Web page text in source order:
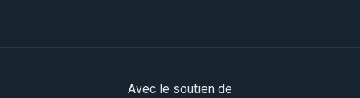
Avec le soutien de